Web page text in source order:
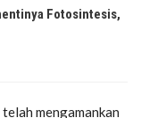
Fotosintesis,
mengamankan